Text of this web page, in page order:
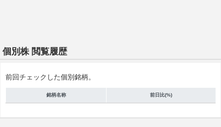
個別株 閲覧履歴
前回チェックした個別銘柄。
銘柄名称 前日比(%)